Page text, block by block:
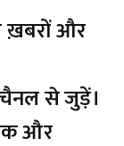
ख़बरों और
से जुड़ें।
और